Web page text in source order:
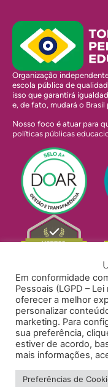
Organização
escola pública de
isso que garantirá
e, de fato, mudará o Brasil
Nosso foco é atuar para
políticas públicas
POLÍTICA DE
Em conformidade
Pessoais (LGPD –
oferecer a melhor
personalizar
marketing. Para
sua preferência,
estiver de acordo,
mais informações,
Preferências de